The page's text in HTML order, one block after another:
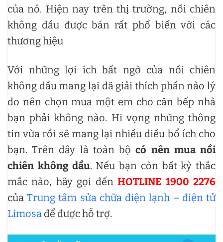
của nó. Hiện nay trên thị trường, nồi chiên
không dầu được bán rất phổ biến với các
thương hiệu
Với những lợi ích bất ngờ của nồi chiên
không dầu mang lại đã giải thích phần nào lý
do nên chọn mua một em cho căn bếp nhà
bạn phải không nào. Hi vọng những thông
tin vừa rồi sẽ mang lại nhiều điều bổ ích cho
bạn. Trên đây là toàn bộcó nên mua nồi
chiên không dầu. Nếu bạn còn bất kỳ thắc
mắc nào, hãy gọi đếnHOTLINE 1900 2276
củaTrung tâm sửa chữa điện lạnh – điện tử
Limosa để được hỗ trợ.